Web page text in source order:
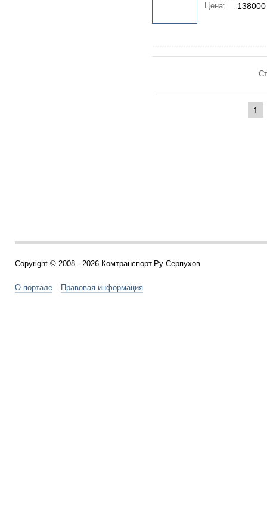
Цена:
1
Copyright © 2008 - 2026 Комтранспорт.Ру Серпухов
О портале Правовая информация